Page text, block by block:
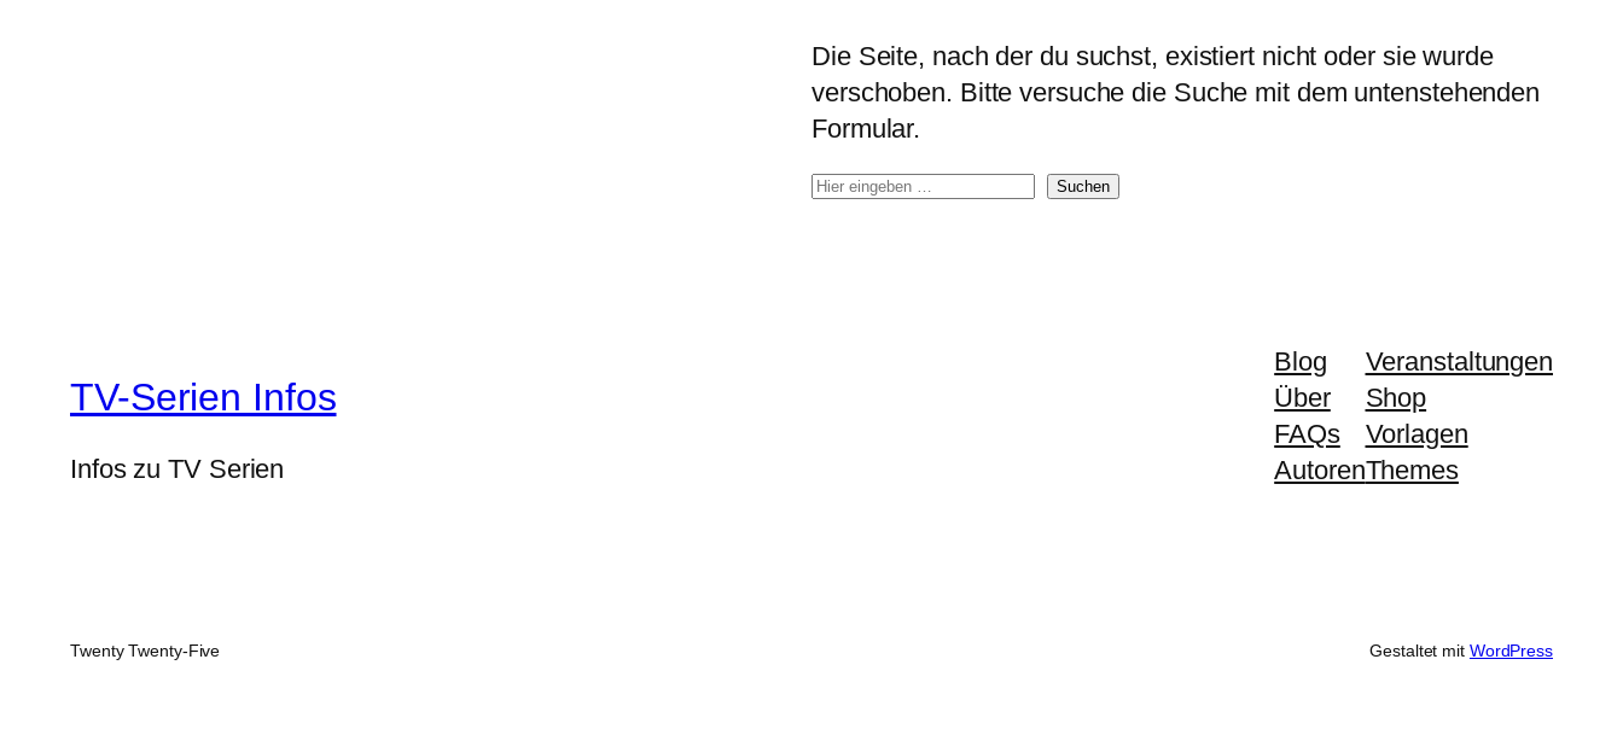
Die Seite, nach der du suchst, existiert nicht oder sie wurde
verschoben. Bitte versuche die Suche mit dem untenstehenden
Formular.
S
Suchen
TV-Serien Infos
Infos zu TV Serien
Blog
Über
FAQs
Autoren
Veranstaltungen
Shop
Vorlagen
Themes
Twenty Twenty-Five Gestaltet mit WordPress